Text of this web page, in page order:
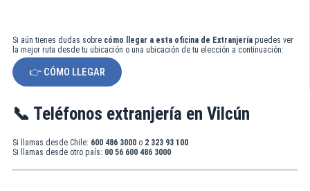
Si aún tienes dudas sobre cómo llegar a esta oficina de Extranjería puedes ver
la mejor ruta desde tu ubicación o una ubicación de tu elección a continuación:
👉 CÓMO LLEGAR
📞 Teléfonos extranjería en Vilcún
Si llamas desde Chile: 600 486 3000 o 2 323 93 100
Si llamas desde otro país: 00 56 600 486 3000